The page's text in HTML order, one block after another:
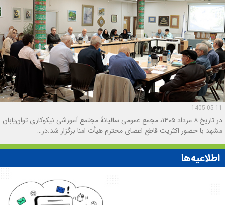
1405-05-11
در تاریخ ۸ مرداد ۱۴۰۵، مجمع عمومی سالیانۀ مجتمع آموزشی نیکوکاری توان‌یابان
مشهد با حضور اکثريت قاطع اعضای محترم هيأت امنا برگزار شد.در…
اطلاعیه‌ها